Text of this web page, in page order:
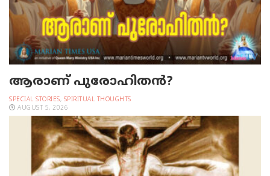
ആരാണ് പുരോഹിതൻ?
SPECIAL STORIES, SPIRITUAL THOUGHTS
AUGUST 5, 2026